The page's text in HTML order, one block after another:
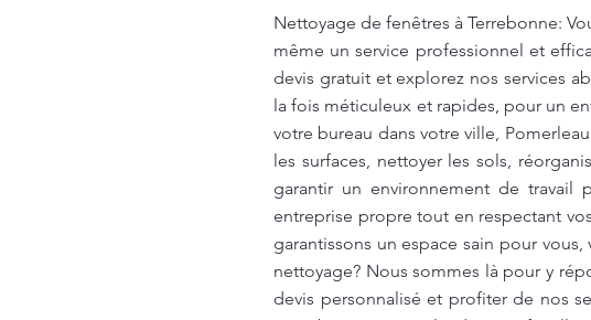
Nettoyage de fenêtres à Terrebonne:
même un service professionnel et
devis gratuit et explorez nos services
la fois méticuleux et rapides, pour un
votre bureau dans votre ville,
les surfaces, nettoyer les sols,
garantir un environnement de
entreprise propre tout en respectant
garantissons un espace sain pour
nettoyage? Nous sommes là pour y
devis personnalisé et profiter de nos